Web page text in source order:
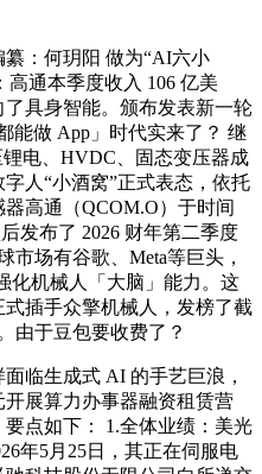
：何玥阳 做为“AI六小
高通本季度收入 106 亿美
具身智能。颁布发表新一轮
能做 App」时代实来了？ 继
电、HVDC、固态变压器成
人“小酒窝”正式表态，依托
高通（QCOM.O）于时间
发布了 2026 财年第二季度
市场有谷歌、Meta等巨头，
化机械人「大脑」能力。这
插手众擎机械人，发榜了截
由于豆包要收费了？
生成式 AI 的手艺巨浪，
开展算力办事器融资租赁营
点如下： 1.全体业绩：美光
年5月25日，其正在伺服电